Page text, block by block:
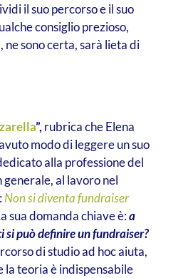
il suo percorso e il suo
consiglio prezioso,
ne sono certa, sarà lieta di
”,rubrica che Elena
modo di leggere un suo
alla professione del
generale, al lavoro nel
:Non si diventa fundraiser
sua domanda chiave è:a
si può definire un fundraiser?
di studio ad hoc aiuta,
la teoria è indispensabile